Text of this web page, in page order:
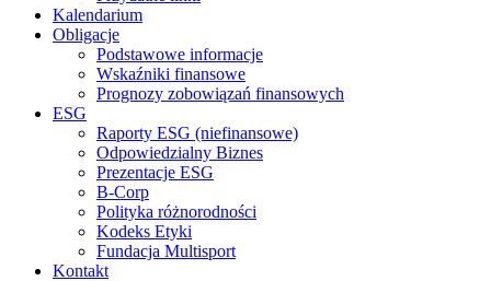
Kalendarium
Obligacje
Podstawowe informacje
Wskaźniki finansowe
Prognozy zobowiązań finansowych
ESG
Raporty ESG (niefinansowe)
Odpowiedzialny Biznes
Prezentacje ESG
B-Corp
Polityka różnorodności
Kodeks Etyki
Fundacja Multisport
Kontakt